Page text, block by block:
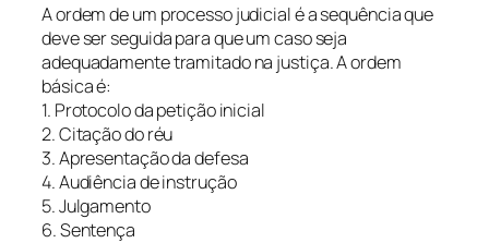
A ordem de um processo judicial é a sequência que
deve ser seguida para que um caso seja
adequadamente tramitado na justiça. A ordem
básica é:
1. Protocolo da petição inicial
2. Citação do réu
3. Apresentação da defesa
4. Audiência de instrução
5. Julgamento
6. Sentença